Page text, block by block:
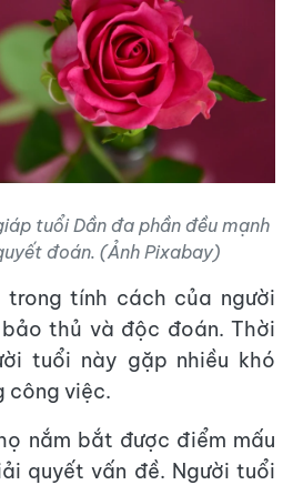
tuổi Dần đa phần đều mạnh
đoán. (Ảnh Pixabay)
trong tính cách của người
thủ và độc đoán. Thời
tuổi này gặp nhiều khó
công việc.
nắm bắt được điểm mấu
quyết vấn đề. Người tuổi